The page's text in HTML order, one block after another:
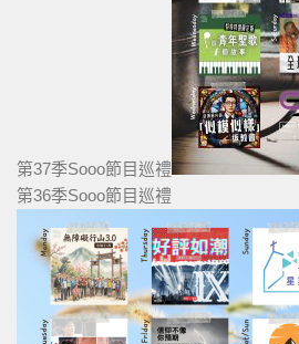
第37季Sooo節目巡禮
第36季Sooo節目巡禮